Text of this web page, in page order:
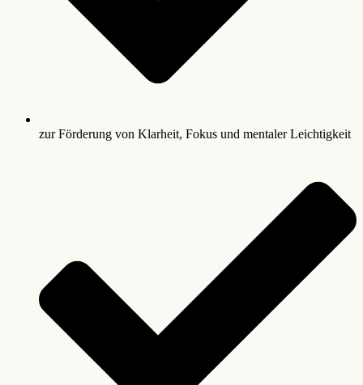
zur Förderung von Klarheit, Fokus und mentaler Leichtigkeit